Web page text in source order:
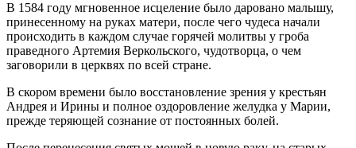
В 1584 году мгновенное исцеление было даровано малышу,
принесенному на руках матери, после чего чудеса начали
происходить в каждом случае горячей молитвы у гроба
праведного Артемия Веркольского, чудотворца, о чем
заговорили в церквях по всей стране.
В скором времени было восстановление зрения у крестьян
Андрея и Ирины и полное оздоровление желудка у Марии,
прежде теряющей сознание от постоянных болей.